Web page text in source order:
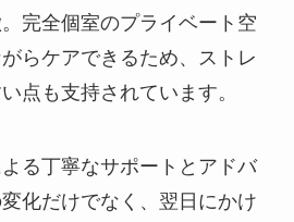
完全個室のプライベート空
らケアできるため、ストレ
点も支持されています。
る丁寧なサポートとアドバ
化だけでなく、翌日にかけ